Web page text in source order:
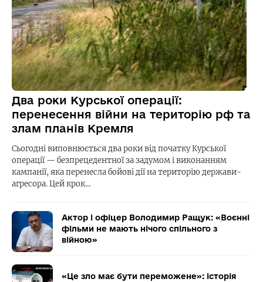
Два роки Курської операції:
перенесення війни на територію рф та
злам планів Кремля
Сьогодні виповнюється два роки від початку Курської
операції — безпрецедентної за задумом і виконанням
кампанії, яка перенесла бойові дії на територію держави-
агресора. Цей крок…
Актор і офіцер Володимир Ращук: «Воєнні
фільми не мають нічого спільного з
війною»
«Це зло має бути переможене»: історія